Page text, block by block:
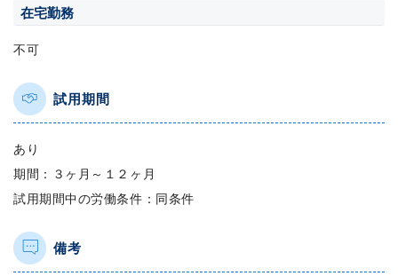
在宅勤務
不可
試用期間
あり
期間：３ヶ月～１２ヶ月
試用期間中の労働条件：同条件
備考